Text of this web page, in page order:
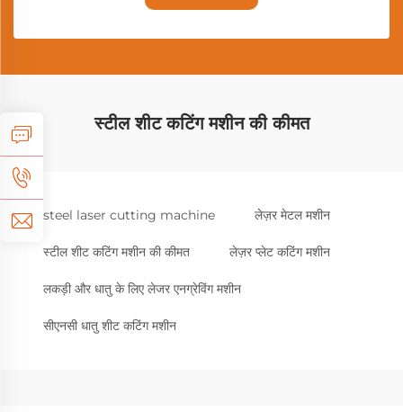
स्टील शीट कटिंग मशीन की कीमत
steel laser cutting machine लेज़र मेटल मशीन
स्टील शीट कटिंग मशीन की कीमत लेज़र प्लेट कटिंग मशीन
लकड़ी और धातु के लिए लेजर एनग्रेविंग मशीन
सीएनसी धातु शीट कटिंग मशीन